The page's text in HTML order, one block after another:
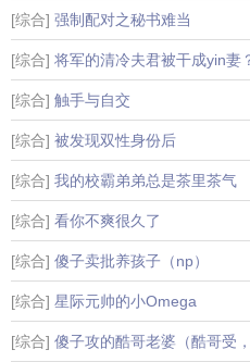
[综合] 强制配对之秘书难当
[综合] 将军的清冷夫君被干成yin妻
[综合] 触手与自交
[综合] 被发现双性身份后
[综合] 我的校霸弟弟总是茶里茶气
[综合] 看你不爽很久了
[综合] 傻子卖批养孩子（np）
[综合] 星际元帅的小Omega
[综合] 傻子攻的酷哥老婆（酷哥受